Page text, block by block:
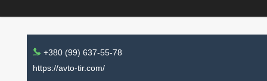
+380 (99) 637-55-78
https://avto-tir.com/